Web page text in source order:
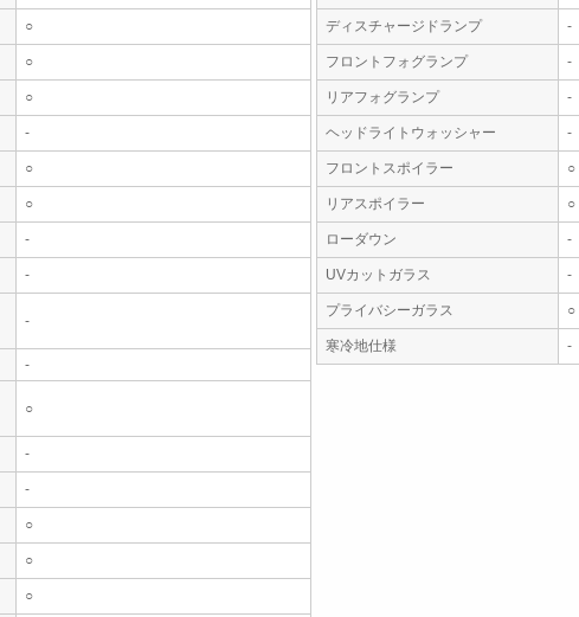
○
○
○
-
○
○
-
-
-
-
○
-
-
○
○
○
ディスチャージドランプ -
フロントフォグランプ -
リアフォグランプ -
ヘッドライトウォッシャー -
フロントスポイラー ○
リアスポイラー ○
ローダウン -
UVカットガラス -
プライバシーガラス ○
寒冷地仕様 -